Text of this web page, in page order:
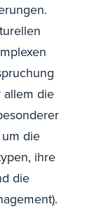
allem die
die
ihre
die